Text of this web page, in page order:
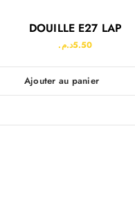
DOUILLE E27 LAP
5.50د.م.
Ajouter au panier